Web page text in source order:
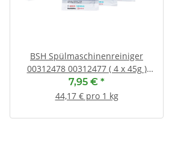
BSH Spülmaschinenreiniger
00312478 00312477 ( 4 x 45g )
Ersatz für 00312194
7,95 € *
44,17 € pro 1 kg